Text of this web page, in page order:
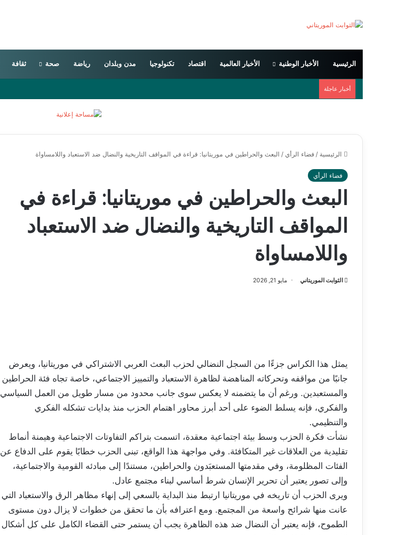
الرئيسية الأخبار الوطنية الأخبار العالمية اقتصاد تكنولوجيا مدن وبلدان رياضة صحة ثقافة
أخبار عاجلة
الرئيسية / فضاء الرأي / البعث والحراطين في موريتانيا: قراءة في المواقف التاريخية والنضال ضد الاستعباد واللامساواة
فضاء الرأي
البعث والحراطين في موريتانيا: قراءة في
المواقف التاريخية والنضال ضد الاستعباد
واللامساواة
الثوابت الموريتاني مايو 21, 2026
يمثل هذا الكراس جزءًا من السجل النضالي لحزب البعث العربي الاشتراكي في موريتانيا، ويعرض
جانبًا من مواقفه وتحركاته المناهضة لظاهرة الاستعباد والتمييز الاجتماعي، خاصة تجاه فئة الحراطين
والمستعبدين. ورغم أن ما يتضمنه لا يعكس سوى جانب محدود من مسار طويل من العمل السياسي
والفكري، فإنه يسلط الضوء على أحد أبرز محاور اهتمام الحزب منذ بدايات تشكله الفكري
والتنظيمي.
نشأت فكرة الحزب وسط بيئة اجتماعية معقدة، اتسمت بتراكم التفاوتات الاجتماعية وهيمنة أنماط
تقليدية من العلاقات غير المتكافئة. وفي مواجهة هذا الواقع، تبنى الحزب خطابًا يقوم على الدفاع عن
الفئات المظلومة، وفي مقدمتها المستعبَدون والحراطين، مستندًا إلى مبادئه القومية والاجتماعية،
وإلى تصور يعتبر أن تحرير الإنسان شرط أساسي لبناء مجتمع عادل.
ويرى الحزب أن تاريخه في موريتانيا ارتبط منذ البداية بالسعي إلى إنهاء مظاهر الرق والاستعباد التي
عانت منها شرائح واسعة من المجتمع. ومع اعترافه بأن ما تحقق من خطوات لا يزال دون مستوى
الطموح، فإنه يعتبر أن النضال ضد هذه الظاهرة يجب أن يستمر حتى القضاء الكامل على كل أشكال